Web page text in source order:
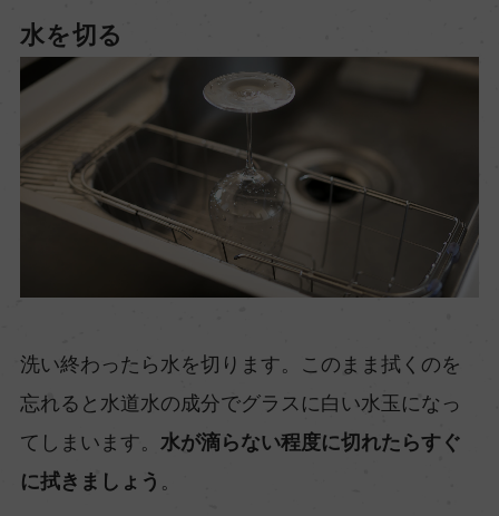
水を切る
洗い終わったら水を切ります。このまま拭くのを
忘れると水道水の成分でグラスに白い水玉になっ
てしまいます。 水が滴らない程度に切れたらすぐ
に拭きましょう 。